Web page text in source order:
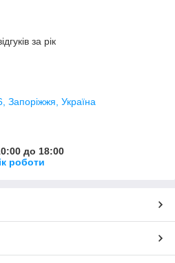
за рік
Запоріжжя, Україна
до 18:00
роботи